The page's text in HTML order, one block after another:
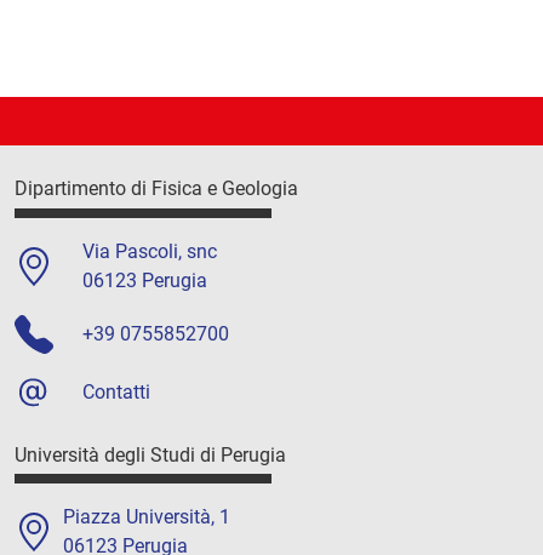
Dipartimento di Fisica e Geologia
Via Pascoli, snc
06123 Perugia
+39 0755852700
Contatti
Università degli Studi di Perugia
Piazza Università, 1
06123 Perugia